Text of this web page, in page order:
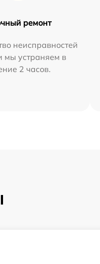
ремонт
неисправностей
мы устраняем в
2 часов.